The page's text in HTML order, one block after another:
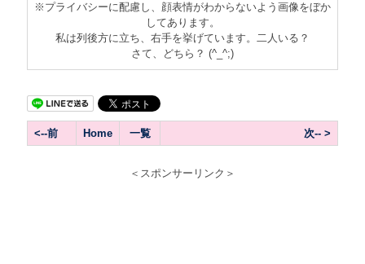
※プライバシーに配慮し、顔表情がわからないよう画像をぼか
してあります。
私は列後方に立ち、右手を挙げています。二人いる？
さて、どちら？ (^_^;)
<--前 Home 一覧 次-- >
＜スポンサーリンク＞